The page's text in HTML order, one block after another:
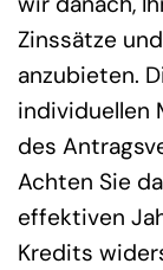
Zinssätze
anzubieten.
individuellen
des
Achten Sie
effektiven
Kredits